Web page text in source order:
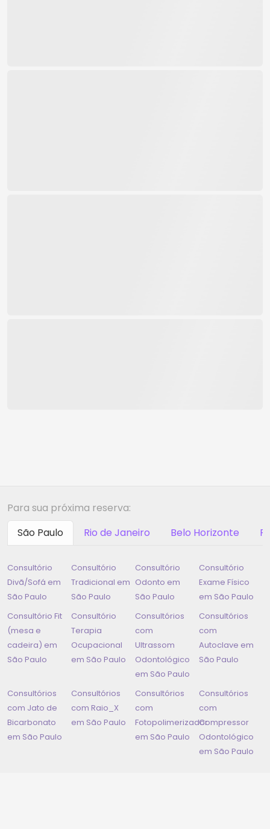
Para sua próxima reserva:
São Paulo
Rio de Janeiro Belo Horizonte
Consultório
Divã/Sofá em
São Paulo
Consultório
Tradicional em
São Paulo
Consultório
Odonto em
São Paulo
Consultório
Exame Físico
em São Paulo
Consultório Fit
(mesa e
cadeira) em
São Paulo
Consultório
Terapia
Ocupacional
em São Paulo
Consultórios
com
Ultrassom
Odontológico
em São Paulo
Consultórios
com
Autoclave em
São Paulo
Consultórios
com Jato de
Bicarbonato
em São Paulo
Consultórios
com Raio_X
em São Paulo
Consultórios
com
Fotopolimerizador
em São Paulo
Consultórios
com
Compressor
Odontológico
em São Paulo